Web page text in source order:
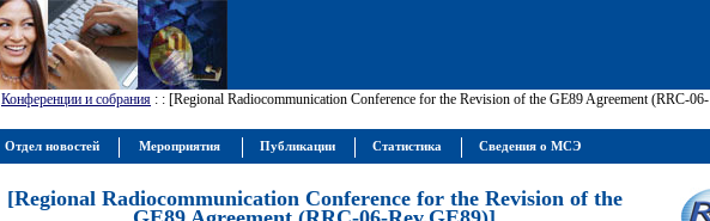
Конференции и собрания : : [Regional Radiocommunication Conference for the Revision of the GE89 Agreement (RRC-06-
[Regional Radiocommunication Conference for the Revision of the
Отдел новостей Мероприятия Публикации Статистика Сведения о МСЭ